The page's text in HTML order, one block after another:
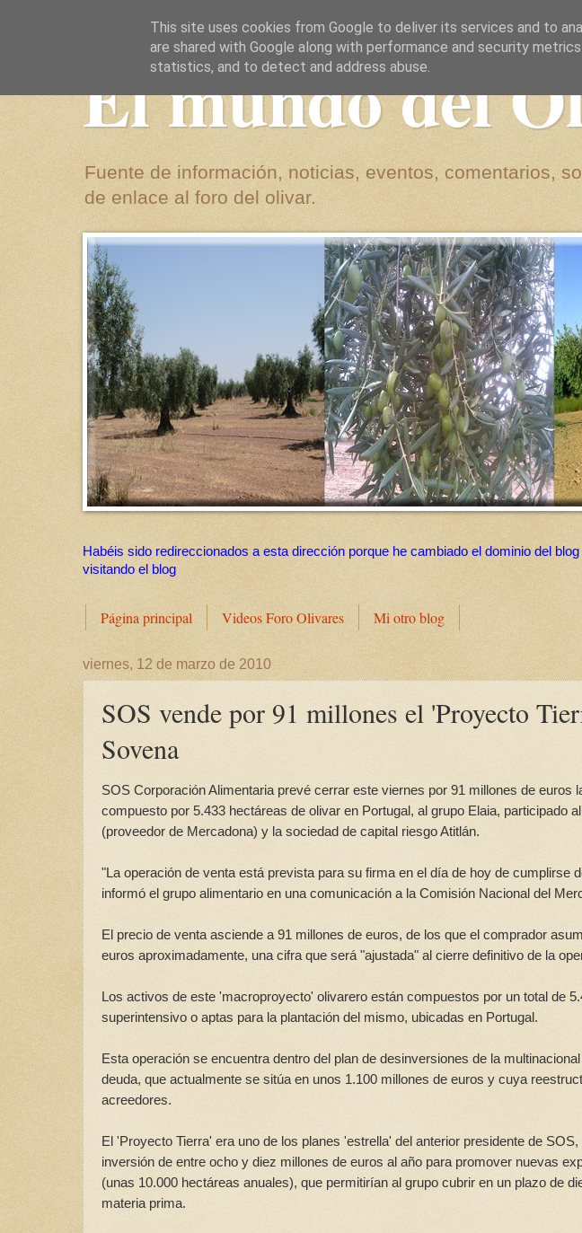
El mundo del
Fuente de información, noticias, eventos, comentarios,
de enlace al foro del olivar.
Habéis sido redireccionados a esta dirección porque he cambiado el dominio del
visitando el blog
Página principal Videos Foro Olivares Mi otro blog
viernes, 12 de marzo de 2010
SOS vende por 91 millones el 'Proyecto
Sovena
SOS Corporación Alimentaria prevé cerrar este viernes por 91 millones de euros
compuesto por 5.433 hectáreas de olivar en Portugal, al grupo Elaia, participado
(proveedor de Mercadona) y la sociedad de capital riesgo Atitlán.
"La operación de venta está prevista para su firma en el día de hoy de cumplirse
informó el grupo alimentario en una comunicación a la Comisión Nacional del
El precio de venta asciende a 91 millones de euros, de los que el comprador
euros aproximadamente, una cifra que será "ajustada" al cierre definitivo de la
Los activos de este 'macroproyecto' olivarero están compuestos por un total de
superintensivo o aptas para la plantación del mismo, ubicadas en Portugal.
Esta operación se encuentra dentro del plan de desinversiones de la
deuda, que actualmente se sitúa en unos 1.100 millones de euros y cuya
acreedores.
El 'Proyecto Tierra' era uno de los planes 'estrella' del anterior presidente de
inversión de entre ocho y diez millones de euros al año para promover nuevas
(unas 10.000 hectáreas anuales), que permitirían al grupo cubrir en un plazo de
materia prima.
This site uses cookies from Google to deliver its services and to
are shared with Google along with performance and security
statistics, and to detect and address abuse.